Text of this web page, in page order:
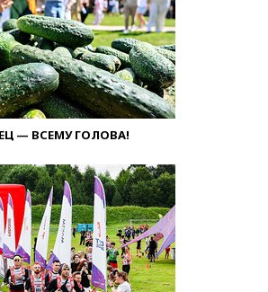
— ВСЕМУ ГОЛОВА!